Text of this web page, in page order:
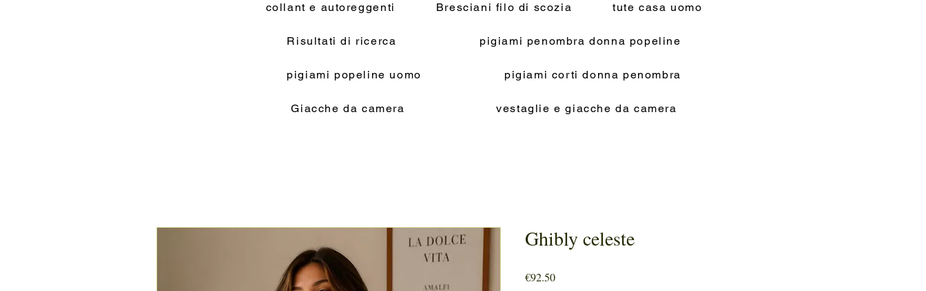
collant e autoreggenti Bresciani filo di scozia tute casa uomo
Risultati di ricerca pigiami penombra donna popeline
pigiami popeline uomo pigiami corti donna penombra
Giacche da camera vestaglie e giacche da camera
Ghibly celeste
€92.50Price